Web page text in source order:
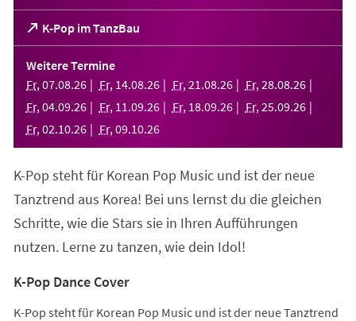
K-Pop im TanzBau
(Öffnet
in
einem
neuen
Tab)
Weitere Termine
Fr, 07.08.26 Fr, 14.08.26 Fr, 21 .08.26 Fr, 28.08.26
Fr, 04.09.26 Fr, 11 .09.26 Fr, 18.09.26 Fr, 25.09.26
Fr, 02.10.26 Fr, 09.10.26
K-Pop steht für Korean Pop Music und ist der neue
Tanztrend aus Korea! Bei uns lernst du die gleichen
Schritte, wie die Stars sie in Ihren Aufführungen
nutzen. Lerne zu tanzen, wie dein Idol!
K-Pop Dance Cover
K-Pop steht für Korean Pop Music und ist der neue Tanztrend